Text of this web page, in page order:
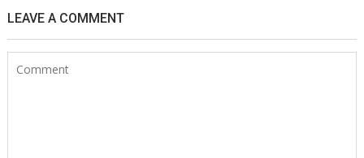
LEAVE A COMMENT